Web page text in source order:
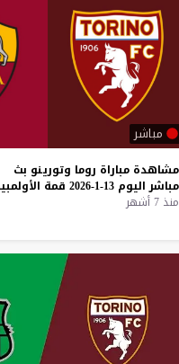
مباشر
مشاهدة مباراة روما وتورينو بث
مباشر اليوم 13-1-2026 قمة
منذ 7 أشهر